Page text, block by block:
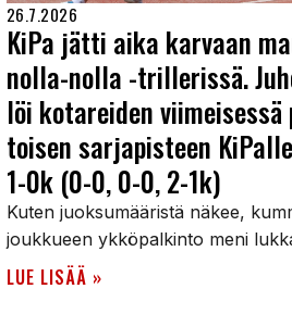
26.7.2026
KiPa jätti aika karvaan
nolla-nolla -trillerissä.
löi kotareiden viimeisessä
toisen sarjapisteen
1-0k (0-0, 0-0, 2-1k)
Kuten juoksumääristä näkee,
joukkueen ykköpalkinto meni
LUE LISÄÄ »